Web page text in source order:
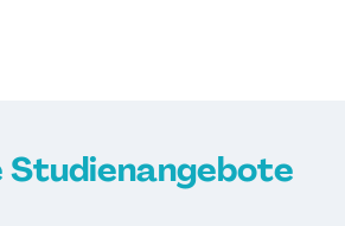
und Wettbewerb